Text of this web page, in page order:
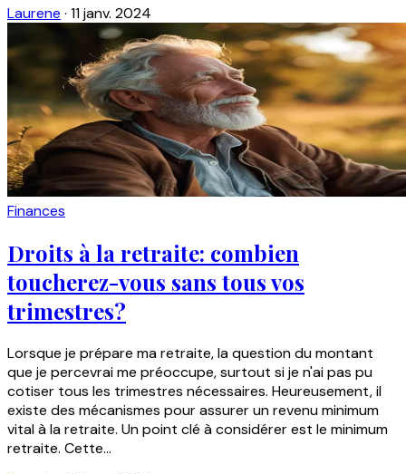
Laurene · 11 janv. 2024
Finances
Droits à la retraite: combien
toucherez-vous sans tous vos
trimestres?
Lorsque je prépare ma retraite, la question du montant
que je percevrai me préoccupe, surtout si je n'ai pas pu
cotiser tous les trimestres nécessaires. Heureusement, il
existe des mécanismes pour assurer un revenu minimum
vital à la retraite. Un point clé à considérer est le minimum
retraite. Cette...